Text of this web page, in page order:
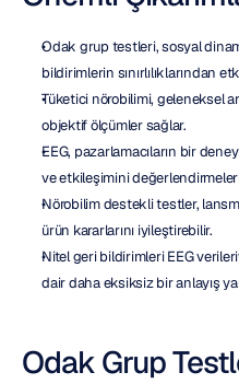
Odak grup testleri, sosyal
bildirimlerin sınırlılıklarından
Tüketici nörobilimi, geleneksel
objektif ölçümler sağlar.
EEG, pazarlamacıların bir
ve etkileşimini
Nörobilim destekli testler,
ürün kararlarını iyileştirebilir.
Nitel geri bildirimleri EEG
dair daha eksiksiz bir anlayış
Odak Grup